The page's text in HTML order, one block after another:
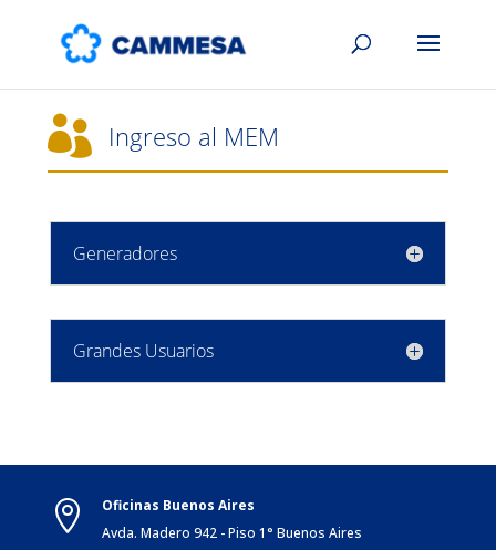
 Ingreso al MEM
Generadores
Grandes Usuarios

Oficinas Buenos Aires
Avda. Madero 942 - Piso 1° Buenos Aires